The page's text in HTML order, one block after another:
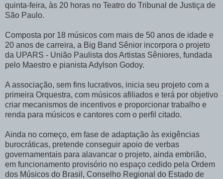
quinta-feira, às 20 horas no Teatro do Tribunal de Justiça de
São Paulo.
Composta por 18 músicos com mais de 50 anos de idade e
20 anos de carreira, a Big Band Sênior incorpora o projeto
da UPARS - União Paulista dos Artistas Sêniores, fundada
pelo Maestro e pianista Adylson Godoy.
A associação, sem fins lucrativos, inicia seu projeto com a
primeira Orquestra, com músicos afiliados e terá por objetivo
criar mecanismos de incentivos e proporcionar trabalho e
renda para músicos e cantores com o perfil citado.
Ainda no começo, em fase de adaptação às exigências
burocráticas, pretende conseguir apoio de verbas
governamentais para alavancar o projeto, ainda embrião,
em funcionamento provisório no espaço cedido pela Ordem
dos Músicos do Brasil, Conselho Regional do Estado de